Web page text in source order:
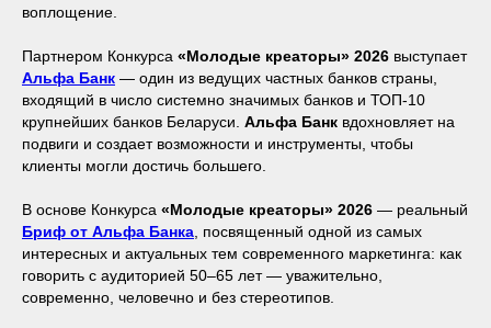
воплощение.
Партнером Конкурса «Молодые креаторы» 2026 выступает
Альфа Банк — один из ведущих частных банков страны,
входящий в число системно значимых банков и ТОП-10
крупнейших банков Беларуси. Альфа Банк вдохновляет на
подвиги и создает возможности и инструменты, чтобы
клиенты могли достичь большего.
В основе Конкурса «Молодые креаторы» 2026 — реальный
Бриф от Альфа Банка , посвященный одной из самых
интересных и актуальных тем современного маркетинга: как
говорить с аудиторией 50–65 лет — уважительно,
современно, человечно и без стереотипов.